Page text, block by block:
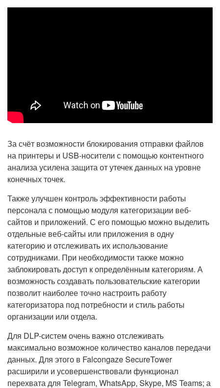
За счёт возможности блокирования отправки файлов
на принтеры и USB-носители с помощью контентного
анализа усилена защита от утечек данных на уровне
конечных точек.
Также улучшен контроль эффективности работы
персонала с помощью модуля категоризации веб-
сайтов и приложений. С его помощью можно выделить
отдельные веб-сайты или приложения в одну
категорию и отслеживать их использование
сотрудниками. При необходимости также можно
заблокировать доступ к определённым категориям. А
возможность создавать пользовательские категории
позволит наиболее точно настроить работу
категоризатора под потребности и стиль работы
организации или отдела.
Для DLP-систем очень важно отслеживать
максимально возможное количество каналов передачи
данных. Для этого в Falcongaze SecureTower
расширили и усовершенствовали функционал
перехвата для Telegram, WhatsApp, Skype, MS Teams; а